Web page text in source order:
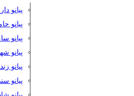
پیانو
پیانو
پیانو
پیانو
پیانو
پیانو